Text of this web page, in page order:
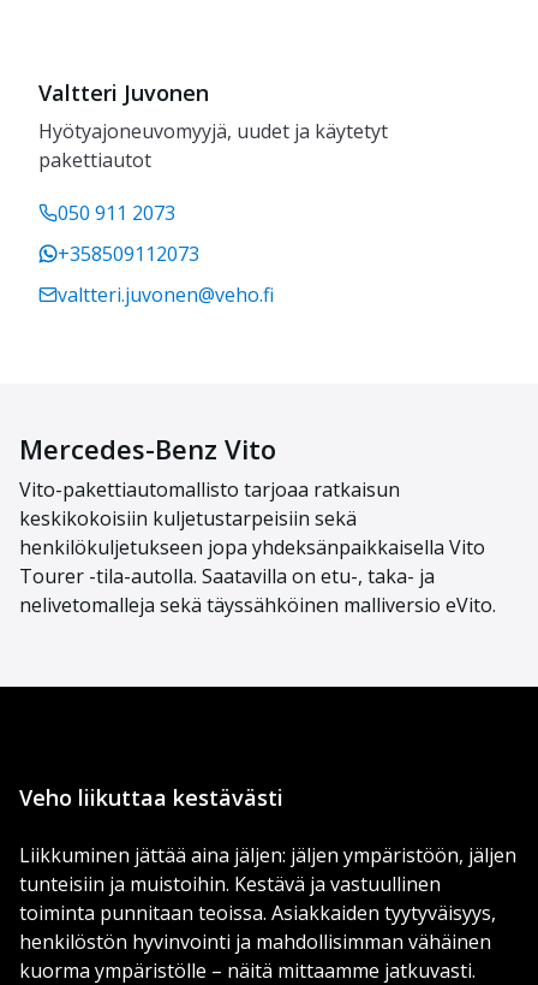
Valtteri Juvonen
Hyötyajoneuvomyyjä, uudet ja käytetyt
pakettiautot
050 911 2073
+358509112073
valtteri.juvonen@veho.fi
Mercedes-Benz Vito
Vito-pakettiautomallisto tarjoaa ratkaisun
keskikokoisiin kuljetustarpeisiin sekä
henkilökuljetukseen jopa yhdeksänpaikkaisella Vito
Tourer -tila-autolla. Saatavilla on etu-, taka- ja
nelivetomalleja sekä täyssähköinen malliversio eVito.
Veho liikuttaa kestävästi
Liikkuminen jättää aina jäljen: jäljen ympäristöön, jäljen
tunteisiin ja muistoihin. Kestävä ja vastuullinen
toiminta punnitaan teoissa. Asiakkaiden tyytyväisyys,
henkilöstön hyvinvointi ja mahdollisimman vähäinen
kuorma ympäristölle – näitä mittaamme jatkuvasti.